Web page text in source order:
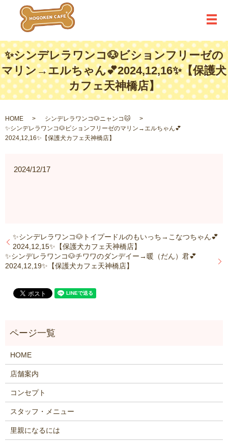
メ
✨シンデレラワンコ🐶ビションフリーゼの
マリン→エルちゃん💕2024,12,16✨【保護犬
カフェ天神橋店】
HOME
シンデレラワンコ🐶ニャンコ🐱
✨シンデレラワンコ🐶ビションフリーゼのマリン→エルちゃん💕
2024,12,16✨【保護犬カフェ天神橋店】
2024/12/17
✨シンデレラワンコ🐶トイプードルのもいっち→こなつちゃん💕
2024,12,15✨【保護犬カフェ天神橋店】
✨シンデレラワンコ🐶チワワのダンデイー→暖（だん）君💕
2024,12,19✨【保護犬カフェ天神橋店】
HOME
店舗案内
コンセプト
スタッフ・メニュー
里親になるには